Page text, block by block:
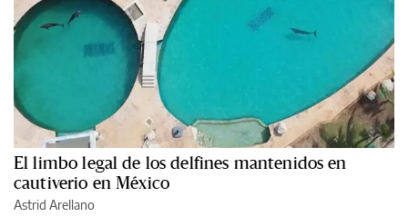
El limbo legal de los delfines mantenidos en
cautiverio en México
Astrid Arellano